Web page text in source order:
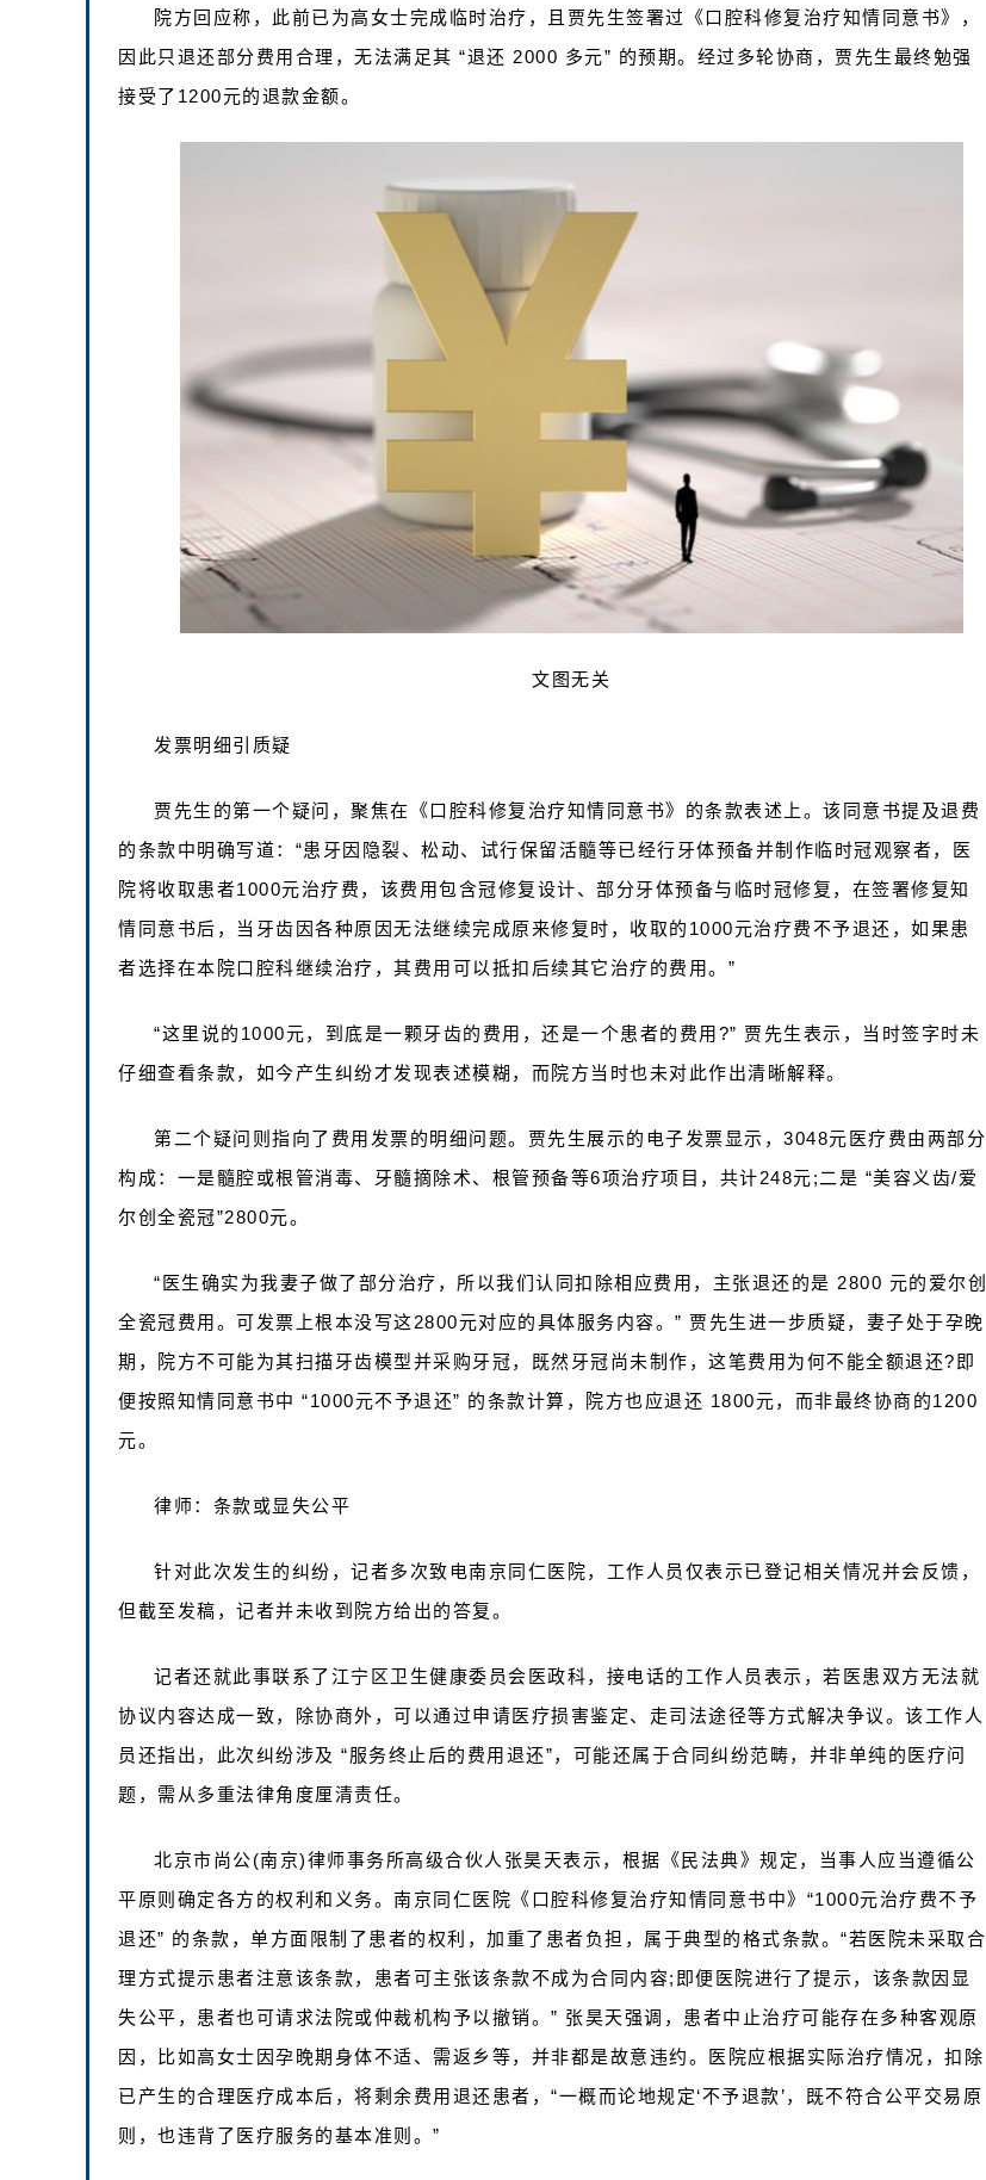
院方回应称，此前已为高女士完成临时治疗，且贾先生签署过《口腔科修复治疗知情同意书》，
因此只退还部分费用合理，无法满足其 “退还 2000 多元” 的预期。经过多轮协商，贾先生最终勉强
接受了1200元的退款金额。
文图无关
发票明细引质疑
贾先生的第一个疑问，聚焦在《口腔科修复治疗知情同意书》的条款表述上。该同意书提及退费
的条款中明确写道：“患牙因隐裂、松动、试行保留活髓等已经行牙体预备并制作临时冠观察者，医
院将收取患者1000元治疗费，该费用包含冠修复设计、部分牙体预备与临时冠修复，在签署修复知
情同意书后，当牙齿因各种原因无法继续完成原来修复时，收取的1000元治疗费不予退还，如果患
者选择在本院口腔科继续治疗，其费用可以抵扣后续其它治疗的费用。”
“这里说的1000元，到底是一颗牙齿的费用，还是一个患者的费用?” 贾先生表示，当时签字时未
仔细查看条款，如今产生纠纷才发现表述模糊，而院方当时也未对此作出清晰解释。
第二个疑问则指向了费用发票的明细问题。贾先生展示的电子发票显示，3048元医疗费由两部分
构成：一是髓腔或根管消毒、牙髓摘除术、根管预备等6项治疗项目，共计248元;二是 “美容义齿/爱
尔创全瓷冠”2800元。
“医生确实为我妻子做了部分治疗，所以我们认同扣除相应费用，主张退还的是 2800 元的爱尔创
全瓷冠费用。可发票上根本没写这2800元对应的具体服务内容。” 贾先生进一步质疑，妻子处于孕晚
期，院方不可能为其扫描牙齿模型并采购牙冠，既然牙冠尚未制作，这笔费用为何不能全额退还?即
便按照知情同意书中 “1000元不予退还” 的条款计算，院方也应退还 1800元，而非最终协商的1200
元。
律师：条款或显失公平
针对此次发生的纠纷，记者多次致电南京同仁医院，工作人员仅表示已登记相关情况并会反馈，
但截至发稿，记者并未收到院方给出的答复。
记者还就此事联系了江宁区卫生健康委员会医政科，接电话的工作人员表示，若医患双方无法就
协议内容达成一致，除协商外，可以通过申请医疗损害鉴定、走司法途径等方式解决争议。该工作人
员还指出，此次纠纷涉及 “服务终止后的费用退还”，可能还属于合同纠纷范畴，并非单纯的医疗问
题，需从多重法律角度厘清责任。
北京市尚公(南京)律师事务所高级合伙人张昊天表示，根据《民法典》规定，当事人应当遵循公
平原则确定各方的权利和义务。南京同仁医院《口腔科修复治疗知情同意书中》“1000元治疗费不予
退还” 的条款，单方面限制了患者的权利，加重了患者负担，属于典型的格式条款。“若医院未采取合
理方式提示患者注意该条款，患者可主张该条款不成为合同内容;即便医院进行了提示，该条款因显
失公平，患者也可请求法院或仲裁机构予以撤销。” 张昊天强调，患者中止治疗可能存在多种客观原
因，比如高女士因孕晚期身体不适、需返乡等，并非都是故意违约。医院应根据实际治疗情况，扣除
已产生的合理医疗成本后，将剩余费用退还患者，“一概而论地规定‘不予退款’，既不符合公平交易原
则，也违背了医疗服务的基本准则。”